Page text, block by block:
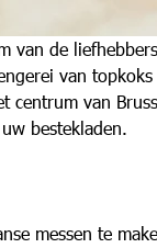
van de
van
centrum van
bestekladen.
messen te